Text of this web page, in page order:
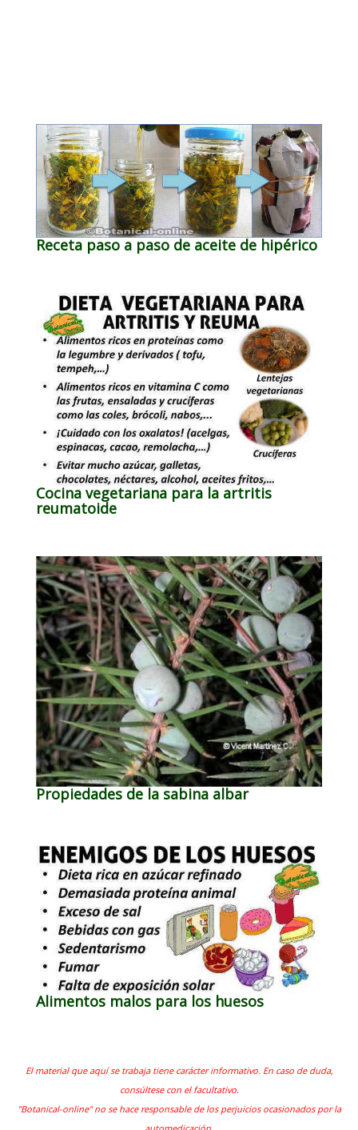
Receta paso a paso de aceite de hipérico
Cocina vegetariana para la artritis
reumatoide
Propiedades de la sabina albar
Alimentos malos para los huesos
El material que aquí se trabaja tiene carácter informativo. En caso de duda,
consúltese con el facultativo.
"Botanical-online" no se hace responsable de los perjuicios ocasionados por la